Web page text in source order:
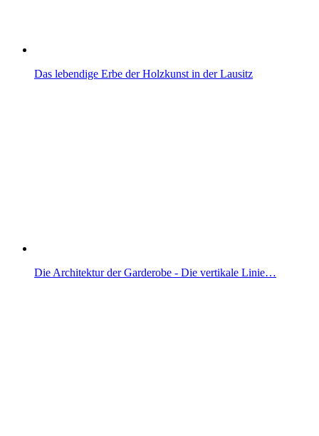
Das lebendige Erbe der Holzkunst in der Lausitz
Die Architektur der Garderobe - Die vertikale Linie…